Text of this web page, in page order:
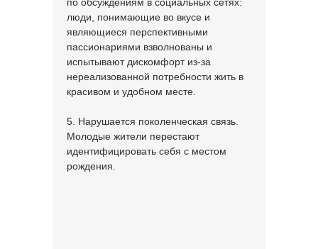
люди, понимающие во вкусе и
являющиеся перспективными
пассионариями взволнованы и
испытывают дискомфорт из-за
нереализованной потребности жить в
красивом и удобном месте.
5. Нарушается поколенческая связь.
Молодые жители перестают
идентифицировать себя с местом
рождения.